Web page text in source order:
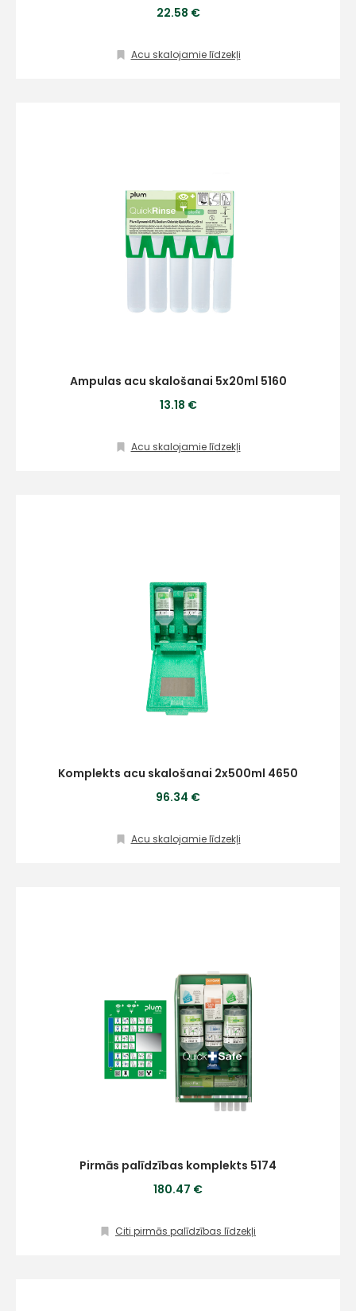
22.58 €
Acu skalojamie līdzekļi
Ampulas acu skalošanai 5x20ml 5160
13.18 €
Acu skalojamie līdzekļi
Komplekts acu skalošanai 2x500ml 4650
96.34 €
Acu skalojamie līdzekļi
Pirmās palīdzības komplekts 5174
180.47 €
Citi pirmās palīdzības līdzekļi